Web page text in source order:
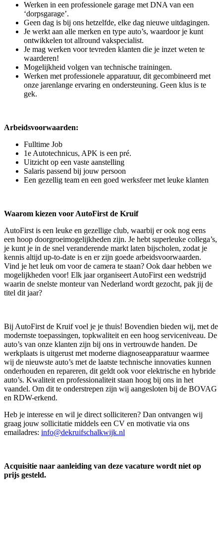
Werken in een professionele garage met DNA van een
‘dorpsgarage’.
Geen dag is bij ons hetzelfde, elke dag nieuwe uitdagingen.
Je werkt aan alle merken en type auto’s, waardoor je kunt
ontwikkelen tot allround vakspecialist.
Je mag werken voor tevreden klanten die je inzet weten te
waarderen!
Mogelijkheid volgen van technische trainingen.
Werken met professionele apparatuur, dit gecombineerd met
onze jarenlange ervaring en ondersteuning. Geen klus is te
gek.
Arbeidsvoorwaarden:
Fulltime Job
1e Autotechnicus, APK is een pré.
Uitzicht op een vaste aanstelling
Salaris passend bij jouw persoon
Een gezellig team en een goed werksfeer met leuke klanten
Waarom kiezen voor AutoFirst de Kruif
AutoFirst is een leuke en gezellige club, waarbij er ook nog eens
een hoop doorgroeimogelijkheden zijn. Je hebt superleuke collega’s,
je kunt je in de snel veranderende markt laten bijscholen, zodat je
kennis altijd up-to-date is en er zijn goede arbeidsvoorwaarden.
Vind je het leuk om voor de camera te staan? Ook daar hebben we
mogelijkheden voor! Elk jaar organiseert AutoFirst een wedstrijd
waarin de snelste monteur van Nederland wordt gezocht, pak jij de
titel dit jaar?
Bij AutoFirst de Kruif voel je je thuis! Bovendien bieden wij, met de
modernste toepassingen, topkwaliteit en een hoog serviceniveau. De
auto’s van onze klanten zijn bij ons in vertrouwde handen. De
werkplaats is uitgerust met moderne diagnoseapparatuur waarmee
wij de nieuwste auto’s met de laatste technische innovaties kunnen
onderhouden en repareren, dit geldt ook voor elektrische en hybride
auto’s. Kwaliteit en professionaliteit staan hoog bij ons in het
vaandel. Om dit te onderstrepen zijn wij aangesloten bij de BOVAG
en RDW-erkend.
Heb je interesse en wil je direct solliciteren? Dan ontvangen wij
graag jouw sollicitatie middels een CV en motivatie via ons
emailadres: info@dekruifschalkwijk.nl
Acquisitie naar aanleiding van deze vacature wordt niet op
prijs gesteld.